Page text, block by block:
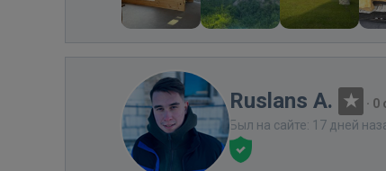
Ruslans A. · 0
Был на сайте: 17 дней